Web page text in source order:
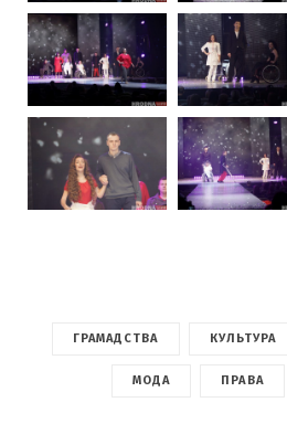
ГРАМАДСТВА КУЛЬТУРА
МОДА ПРАВА